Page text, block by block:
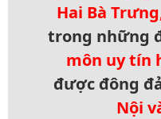
Hai Bà
trong những
môn uy tín
được đông
Nội